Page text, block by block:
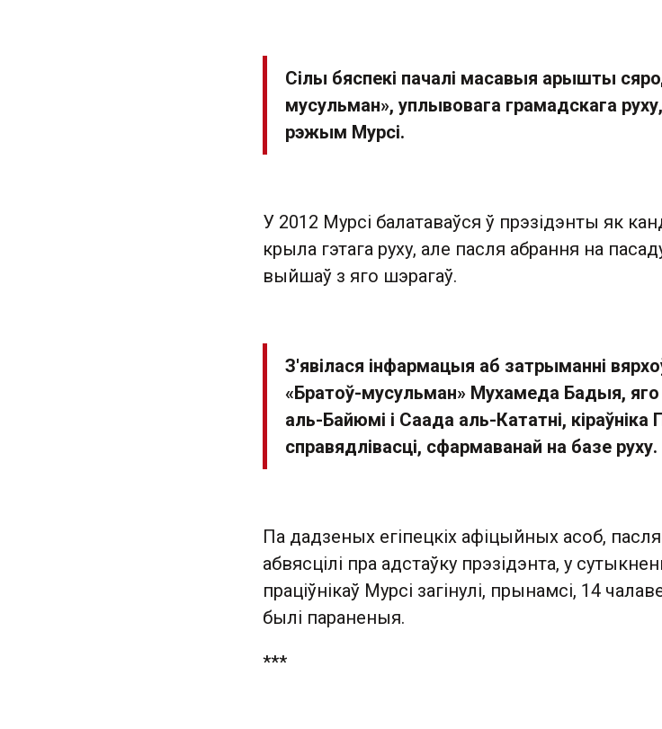
Сілы бяспекі пачалі масавыя арышты
мусульман», уплывовага грамадскага
рэжым Мурсі.
У 2012 Мурсі балатаваўся ў прэзідэнты як
крыла гэтага руху, але пасля абрання на
выйшаў з яго шэрагаў.
З'явілася інфармацыя аб затрыманні
«Братоў-мусульман» Мухамеда Бадыя,
аль-Байюмі і Саада аль-Кататні, кіраўніка
справядлівасці, сфармаванай на базе руху.
Па дадзеных егіпецкіх афіцыйных асоб,
абвясцілі пра адстаўку прэзідэнта, у
праціўнікаў Мурсі загінулі, прынамсі, 14
былі параненыя.
***